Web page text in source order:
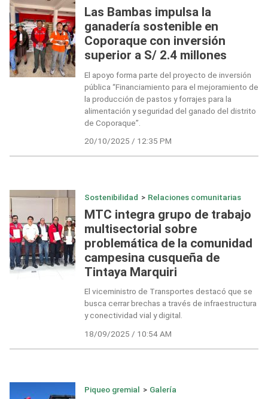
Las Bambas impulsa la
ganadería sostenible en
Coporaque con inversión
superior a S/ 2.4 millones
El apoyo forma parte del proyecto de inversión
pública “Financiamiento para el mejoramiento de
la producción de pastos y forrajes para la
alimentación y seguridad del ganado del distrito
de Coporaque”.
20/10/2025 / 12:35 PM
Sostenibilidad > Relaciones comunitarias
MTC integra grupo de trabajo
multisectorial sobre
problemática de la comunidad
campesina cusqueña de
Tintaya Marquiri
El viceministro de Transportes destacó que se
busca cerrar brechas a través de infraestructura
y conectividad vial y digital.
18/09/2025 / 10:54 AM
Piqueo gremial > Galería